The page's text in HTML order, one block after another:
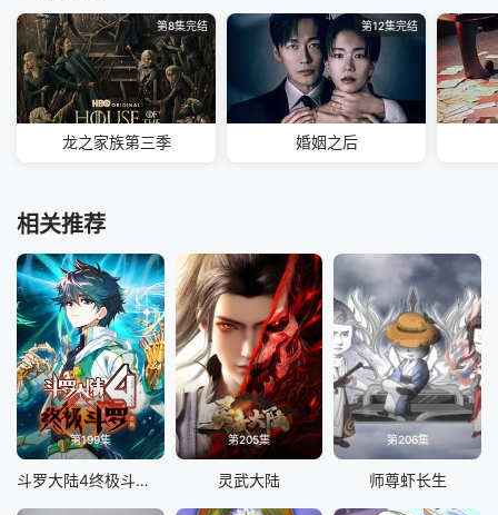
第8集完结
龙之家族第三季
第12集完结
婚姻之后
相关推荐
第199集
斗罗大陆4终极斗罗 合集
第205集
灵武大陆
第206集
师尊虾长生